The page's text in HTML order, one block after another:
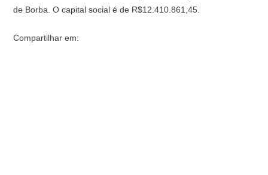
de Borba. O capital social é de R$12.410.861,45.
Compartilhar em: